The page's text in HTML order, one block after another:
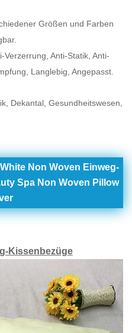
Größen und Farben
Verzerrung, Anti-Statik, Anti-
Langlebig, Angepasst.
Dekantal, Gesundheitswesen,
Non Woven Einweg-
Spa Non Woven Pillow
Kissenbezüge